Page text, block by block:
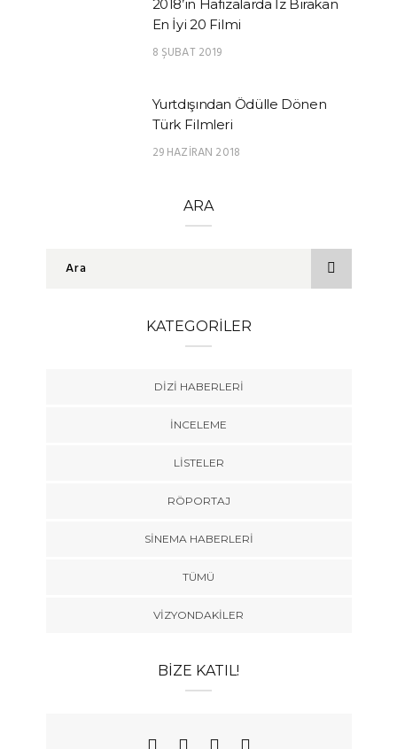
2018’in Hafızalarda İz Bırakan
En İyi 20 Filmi
8 ŞUBAT 2019
Yurtdışından Ödülle Dönen
Türk Filmleri
29 HAZIRAN 2018
ARA
KATEGORILER
DIZI HABERLERI
İNCELEME
LISTELER
RÖPORTAJ
SINEMA HABERLERI
TÜMÜ
VIZYONDAKILER
BIZE KATIL!